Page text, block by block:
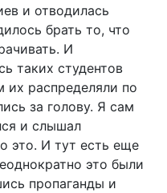
и отводилась
брать то, что
И
таких студентов
их распределяли по
за голову. Я сам
и слышал
это. И тут есть еще
это были
пропаганды и